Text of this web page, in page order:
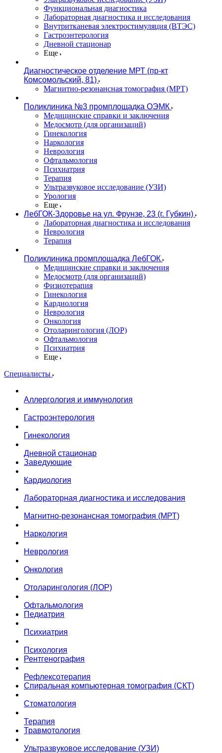
Функциональная диагностика
Лабораторная диагностика и исследования
Внутритканевая электростимуляция (ВТЭС)
Гастроэнтерология
Дневной стационар
Еще
Диагностическое отделение МРТ (пр-кт
Комсомольский, 81)
Магнитно-резонансная томография (МРТ)
Поликлиника №3 промплощадка ОЭМК
Медицинские справки и заключения
Медосмотр (для организаций)
Гинекология
Наркология
Неврология
Офтальмология
Психиатрия
Терапия
Ультразвуковое исследование (УЗИ)
Урология
Еще
ЛебГОК-Здоровье на ул. Фрунзе, 23 (г. Губкин)
Лабораторная диагностика и исследования
Неврология
Терапия
Поликлиника промплощадка ЛебГОК
Медицинские справки и заключения
Медосмотр (для организаций)
Физиотерапия
Гинекология
Кардиология
Неврология
Онкология
Отоларингология (ЛОР)
Офтальмология
Психиатрия
Еще
Специалисты
Аллергология и иммунология
Гастроэнтерология
Гинекология
Дневной стационар
Заведующие
Кардиология
Лабораторная диагностика и исследования
Магнитно-резонансная томография (МРТ)
Наркология
Неврология
Онкология
Отоларингология (ЛОР)
Офтальмология
Педиатрия
Психиатрия
Психология
Рентгенография
Рефлексотерапия
Спиральная компьютерная томография (СКТ)
Стоматология
Терапия
Травмотология
Ультразвуковое исследование (УЗИ)